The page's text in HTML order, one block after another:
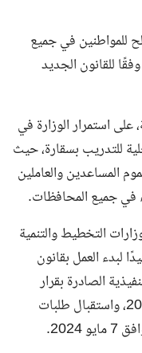
للمواطنين في جميع
للقانون الجديد
على استمرار الوزارة في
للتدريب بسقارة، حيث
المساعدين والعاملين
في جميع المحافظات.
التخطيط والتنمية
لبدء العمل بقانون
ولائحته التنفيذية الصادرة بقرار
رئيس مجلس الوزراء رقم 1121 لسنة 2024، واستقبال طلبات